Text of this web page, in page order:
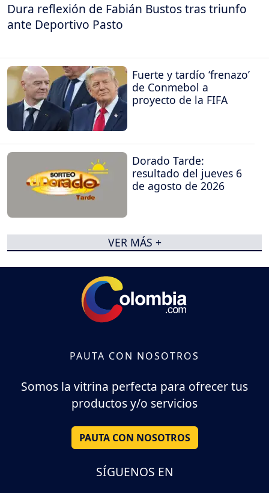
Dura reflexión de Fabián Bustos tras triunfo
ante Deportivo Pasto
Fuerte y tardío ‘frenazo’
de Conmebol a
proyecto de la FIFA
Dorado Tarde:
resultado del jueves 6
de agosto de 2026
VER MÁS +
PAUTA CON NOSOTROS
Somos la vitrina perfecta para ofrecer tus
productos y/o servicios
PAUTA CON NOSOTROS
SÍGUENOS EN